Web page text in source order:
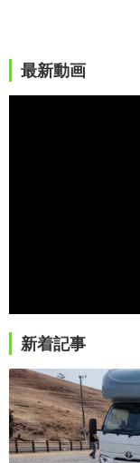
最新動画
新着記事